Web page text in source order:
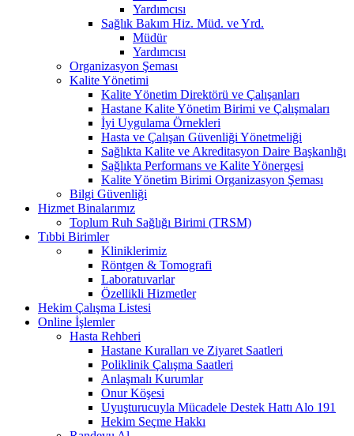
Yardımcısı
Sağlık Bakım Hiz. Müd. ve Yrd.
Müdür
Yardımcısı
Organizasyon Şeması
Kalite Yönetimi
Kalite Yönetim Direktörü ve Çalışanları
Hastane Kalite Yönetim Birimi ve Çalışmaları
İyi Uygulama Örnekleri
Hasta ve Çalışan Güvenliği Yönetmeliği
Sağlıkta Kalite ve Akreditasyon Daire Başkanlığı
Sağlıkta Performans ve Kalite Yönergesi
Kalite Yönetim Birimi Organizasyon Şeması
Bilgi Güvenliği
Hizmet Binalarımız
Toplum Ruh Sağlığı Birimi (TRSM)
Tıbbi Birimler
Kliniklerimiz
Röntgen & Tomografi
Laboratuvarlar
Özellikli Hizmetler
Hekim Çalışma Listesi
Online İşlemler
Hasta Rehberi
Hastane Kuralları ve Ziyaret Saatleri
Poliklinik Çalışma Saatleri
Anlaşmalı Kurumlar
Onur Köşesi
Uyuşturucuyla Mücadele Destek Hattı Alo 191
Hekim Seçme Hakkı